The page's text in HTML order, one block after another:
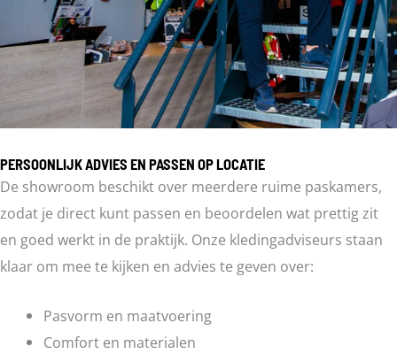
PERSOONLIJK ADVIES EN PASSEN OP LOCATIE
De showroom beschikt over meerdere ruime paskamers,
zodat je direct kunt passen en beoordelen wat prettig zit
en goed werkt in de praktijk. Onze kledingadviseurs staan
klaar om mee te kijken en advies te geven over:
Pasvorm en maatvoering
Comfort en materialen